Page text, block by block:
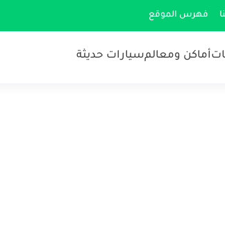
فهرس الموقع
أماكن ومعالمسيارات حديثة